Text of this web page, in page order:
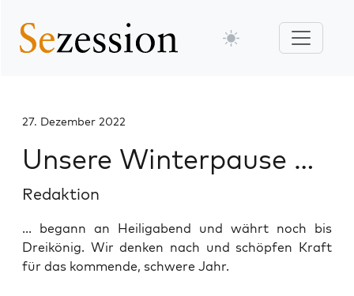
27. Dezember 2022
Unsere Winterpause …
Redaktion
... begann an Heiligabend und währt noch bis
Dreikönig. Wir denken nach und schöpfen Kraft
für das kommende, schwere Jahr.